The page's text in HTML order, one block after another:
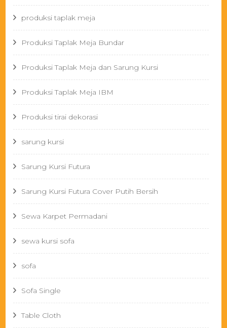
produksi taplak meja
Produksi Taplak Meja Bundar
Produksi Taplak Meja dan Sarung Kursi
Produksi Taplak Meja IBM
Produksi tirai dekorasi
sarung kursi
Sarung Kursi Futura
Sarung Kursi Futura Cover Putih Bersih
Sewa Karpet Permadani
sewa kursi sofa
sofa
Sofa Single
Table Cloth